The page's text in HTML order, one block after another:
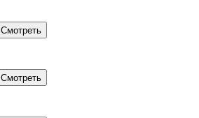
Смотреть
Смотреть